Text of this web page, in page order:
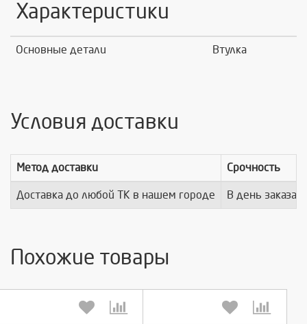
Характеристики
Основные детали Втулка
Условия доставки
Метод доставки Срочность
Доставка до любой ТК в нашем городе В день заказа
Похожие товары